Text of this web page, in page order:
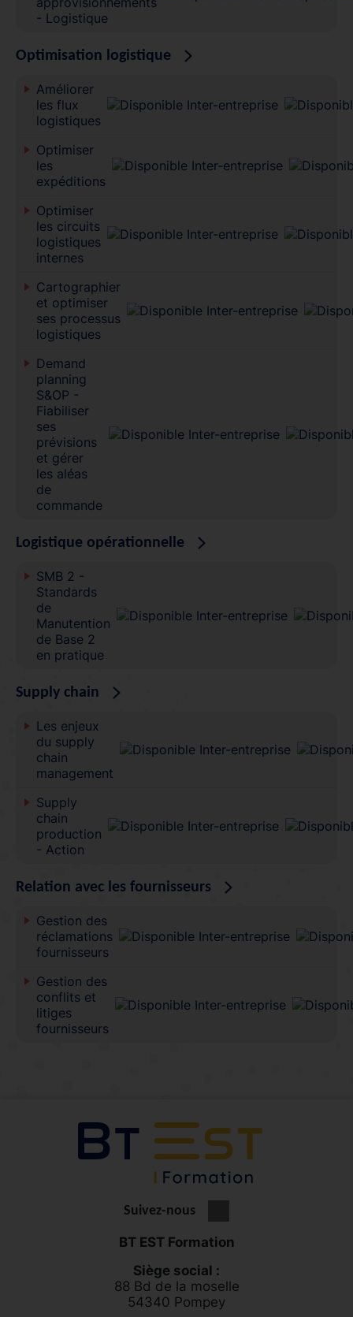
- Logistique
Optimisation logistique
Améliorer
les flux
logistiques
Optimiser
les
expéditions
Optimiser
les circuits
logistiques
internes
Cartographier
et optimiser
ses processus
logistiques
Demand
planning
S&OP -
Fiabiliser
ses
prévisions
et gérer
les aléas
de
commande
Logistique opérationnelle
SMB 2 -
Standards
de
Manutention
de Base 2
en pratique
Supply chain
Les enjeux
du supply
chain
management
Supply
chain
production
- Action
Relation avec les fournisseurs
Gestion des
réclamations
fournisseurs
Gestion des
conflits et
litiges
fournisseurs
Suivez-nous
BT EST Formation
Siège social :
88 Bd de la moselle
54340 Pompey